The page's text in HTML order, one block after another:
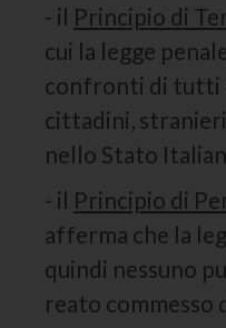
- il Principio di
cui la legge
confronti di tutti
cittadini,
nello Stato
- il Principio di
afferma che la
quindi nessuno
reato commesso